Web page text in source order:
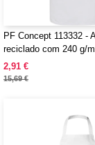
PF Concept 113332 -
reciclado com 240 g/
Shara"
2,91 €
15,69 €